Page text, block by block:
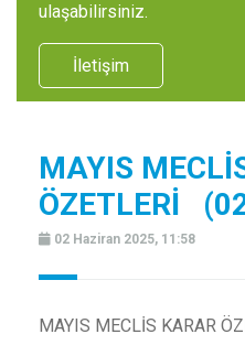
ulaşabilirsiniz.
İletişim
MAYIS
ÖZETLERİ
02 Haziran 2025, 11:58
MAYIS MECLİS KARAR